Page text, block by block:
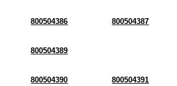
800504386 800504387
800504389
800504390 800504391